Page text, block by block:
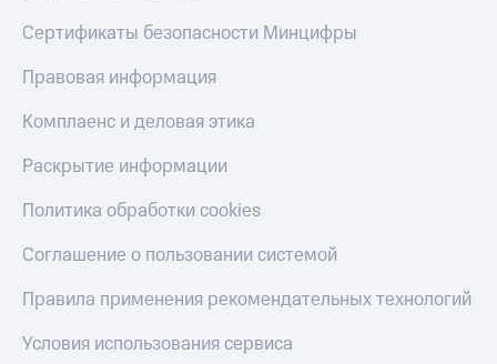
Сертификаты безопасности Минцифры
Правовая информация
Комплаенс и деловая этика
Раскрытие информации
Политика обработки cookies
Соглашение о пользовании системой
Правила применения рекомендательных технологий
Условия использования сервиса